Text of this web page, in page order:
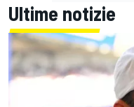
Ultime notizie